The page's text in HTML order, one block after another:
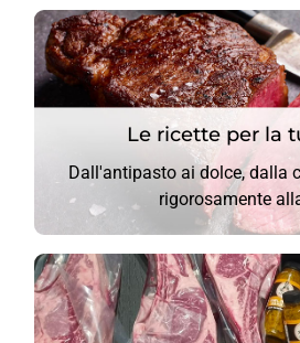
Le ricette per la
Dall'antipasto ai dolce, dalla
rigorosamente
Le ricette per la
CLICCA